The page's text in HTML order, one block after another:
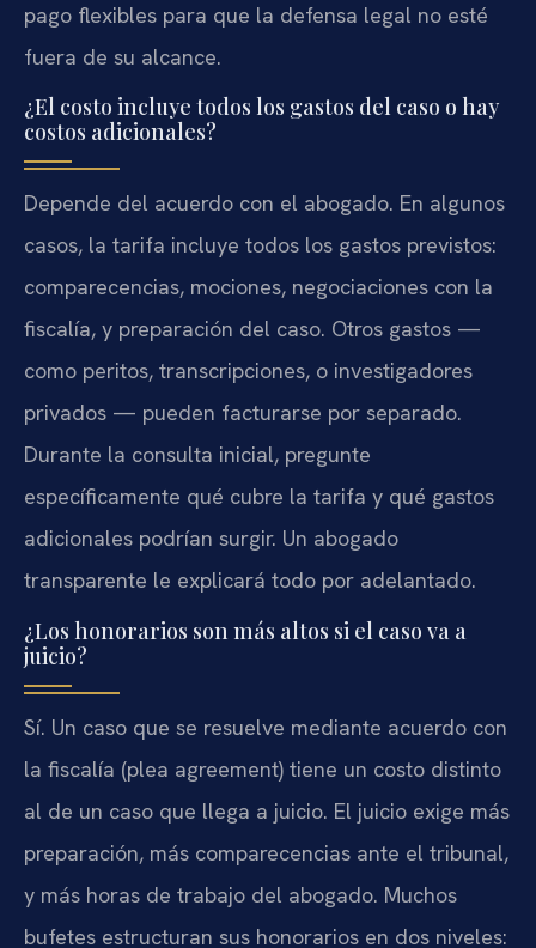
pago flexibles para que la defensa legal no esté
fuera de su alcance.
¿El costo incluye todos los gastos del caso o hay
costos adicionales?
Depende del acuerdo con el abogado. En algunos
casos, la tarifa incluye todos los gastos previstos:
comparecencias, mociones, negociaciones con la
fiscalía, y preparación del caso. Otros gastos —
como peritos, transcripciones, o investigadores
privados — pueden facturarse por separado.
Durante la consulta inicial, pregunte
específicamente qué cubre la tarifa y qué gastos
adicionales podrían surgir. Un abogado
transparente le explicará todo por adelantado.
¿Los honorarios son más altos si el caso va a
juicio?
Sí. Un caso que se resuelve mediante acuerdo con
la fiscalía (plea agreement) tiene un costo distinto
al de un caso que llega a juicio. El juicio exige más
preparación, más comparecencias ante el tribunal,
y más horas de trabajo del abogado. Muchos
bufetes estructuran sus honorarios en dos niveles: